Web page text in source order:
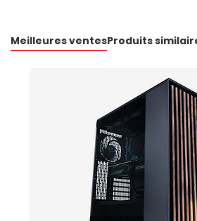
Meilleures ventesProduits